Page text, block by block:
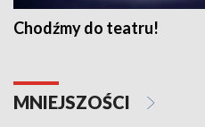
Chodźmy do teatru!
MNIEJSZOŚCI